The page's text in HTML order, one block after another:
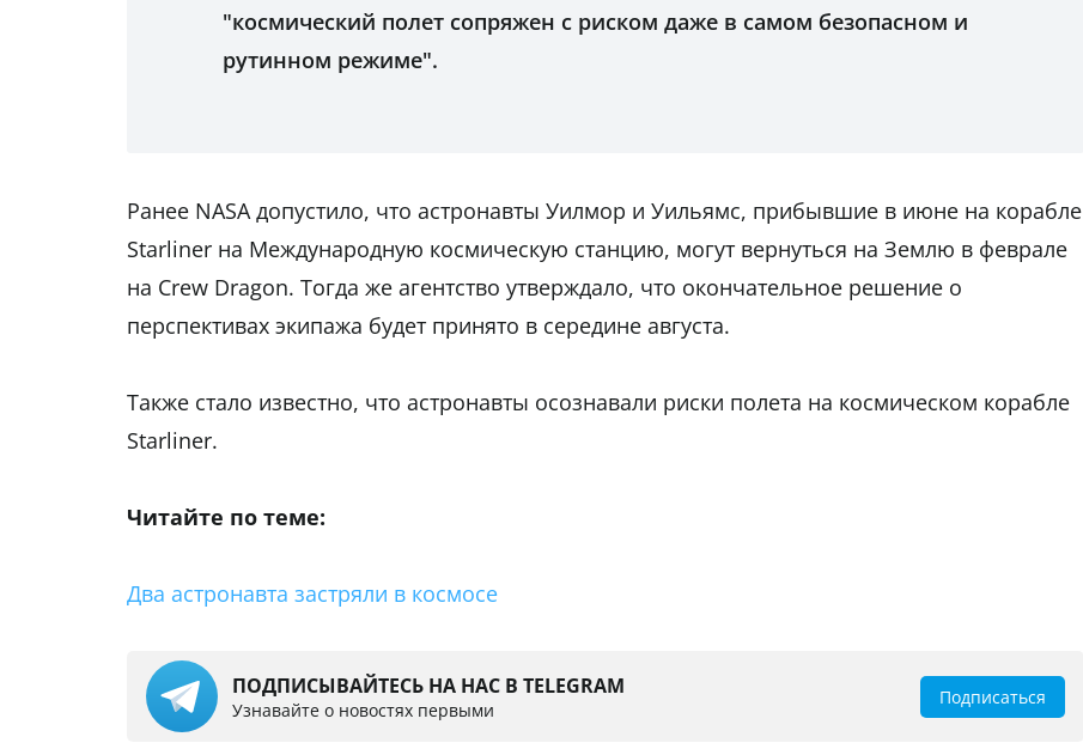
"космический полет сопряжен с риском даже в самом безопасном и
рутинном режиме".
Ранее NASA допустило, что астронавты Уилмор и Уильямс, прибывшие в июне на корабле
Starliner на Международную космическую станцию, могут вернуться на Землю в феврале
на Crew Dragon. Тогда же агентство утверждало, что окончательное решение о
перспективах экипажа будет принято в середине августа.
Также стало известно, что астронавты осознавали риски полета на космическом корабле
Starliner.
Читайте по теме:
Два астронавта застряли в космосе
ПОДПИСЫВАЙТЕСЬ НА НАС В TELEGRAM
Узнавайте о новостях первыми
Подписаться